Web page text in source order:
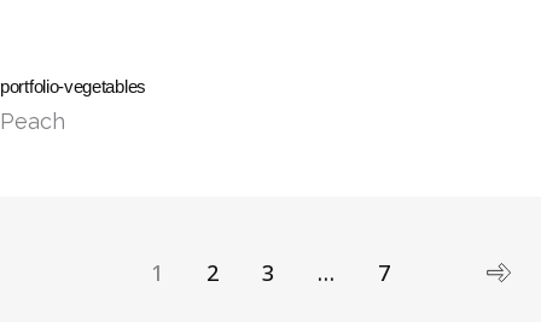
portfolio-vegetables
Peach
navigation
1 2 3 … 7